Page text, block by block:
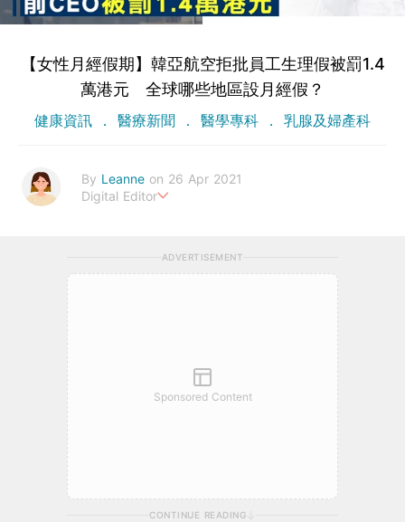
【女性月經假期】韓亞航空拒批員工生理假被罰1.4
萬港元 全球哪些地區設月經假？
健康資訊 醫療新聞 醫學專科 乳腺及婦產科
By Leanne on 26 Apr 2021
Digital Editor
ADVERTISEMENT
Sponsored Content
CONTINUE READING